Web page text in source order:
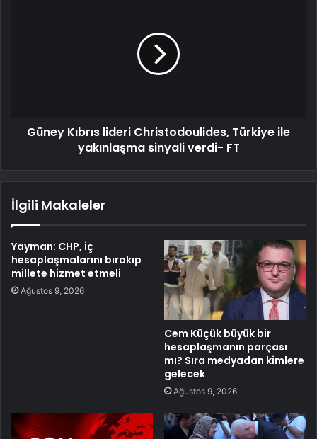
Güney Kıbrıs lideri Christodoulides, Türkiye ile
yakınlaşma sinyali verdi- FT
İlgili Makaleler
Yayman: CHP, iç
hesaplaşmalarını bırakıp
millete hizmet etmeli
Ağustos 9, 2026
Cem Küçük büyük bir
hesaplaşmanın parçası
mı? Sıra medyadan kimlere
gelecek
Ağustos 9, 2026